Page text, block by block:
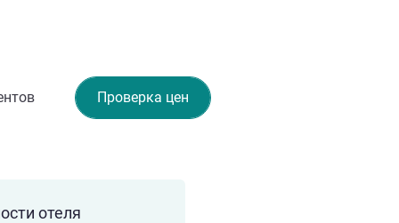
Проверка цен
отеля